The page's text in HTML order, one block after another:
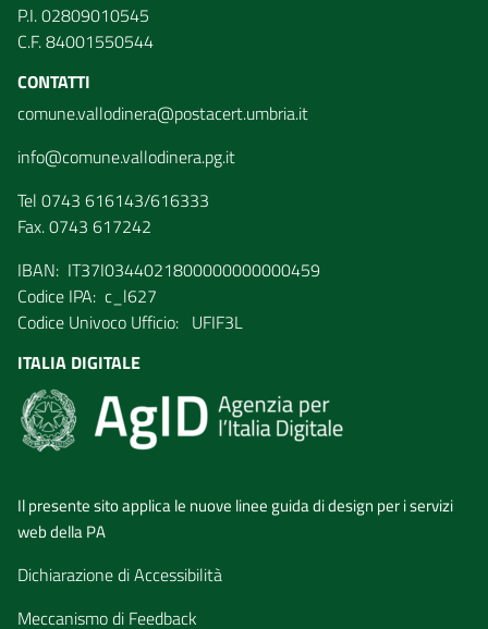
P.I. 02809010545
C.F. 84001550544
CONTATTI
comune.vallodinera@postacert.umbria.it
info@comune.vallodinera.pg.it
Tel 0743 616143/616333
Fax. 0743 617242
IBAN: IT37I0344021800000000000459
Codice IPA: c_l627
Codice Univoco Ufficio: UFIF3L
ITALIA DIGITALE
Il presente sito applica le nuove linee guida di design per i servizi
web della PA
Dichiarazione di Accessibilità
Meccanismo di Feedback